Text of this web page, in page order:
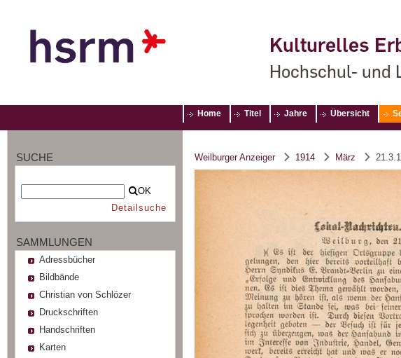
Kulturelles
Hochschul- und
Home Titel Jahre Übersicht
SUCHE
OK
Detailsuche
SAMMLUNGEN
Adressbücher
Bildbände
Christian von Schlözer
Druckschriften
Handschriften
Karten
Weilburger Anzeiger 1914 März